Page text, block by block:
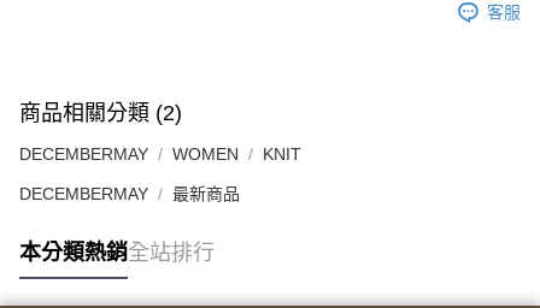
客服
商品相關分類 (2)
DECEMBERMAY WOMEN KNIT
DECEMBERMAY 最新商品
本分類熱銷全站排行